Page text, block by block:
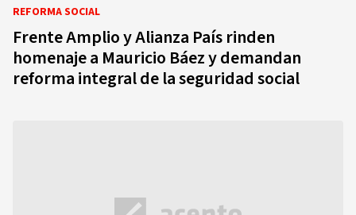
REFORMA SOCIAL
Frente Amplio y Alianza País rinden
homenaje a Mauricio Báez y demandan
reforma integral de la seguridad social